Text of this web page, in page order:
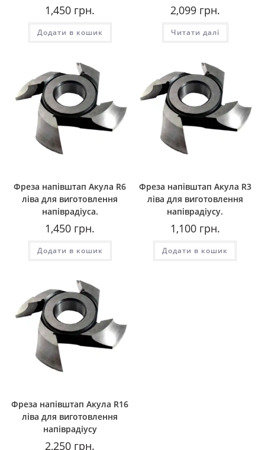
1,450 грн.
Додати в кошик
2,099грн.
Читати далі
Фреза напівштап Акула R6
ліва для виготовлення
напіврадіуса.
1,450 грн.
Додати в кошик
Фреза напівштап Акула R3
ліва для виготовлення
напіврадіусу.
1,100грн.
Додати в кошик
Фреза напівштап Акула R16
ліва для виготовлення
напіврадіусу
2,250 грн.